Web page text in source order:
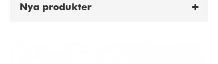
Nya produkter